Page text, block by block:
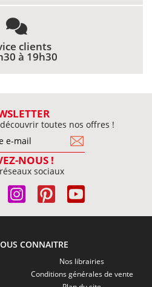
clients
à 19h30
toutes nos offres !
NOUS !
sociaux
CONNAITRE
Nos librairies
Conditions générales de vente